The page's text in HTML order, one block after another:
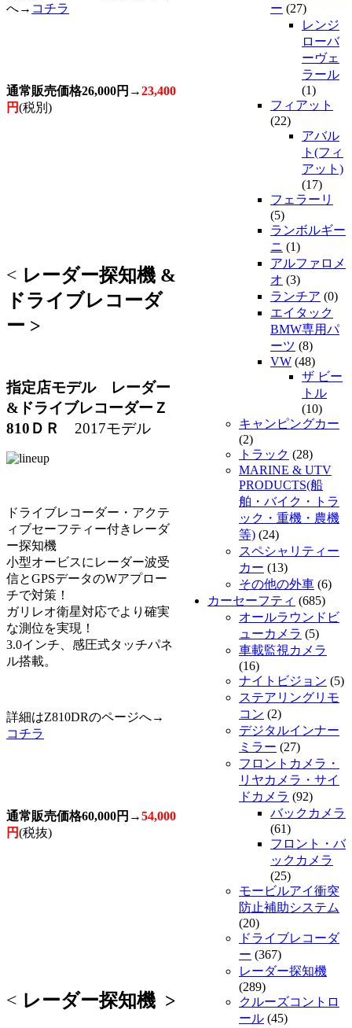
へ→ コチラ
通常販売価格26,000円→23,400
円(税別)
< レーダー探知機 &
ドライブレコーダ
ー >
指定店モデル レーダー
& ドライブレコーダー Ｚ
810ＤＲ 2017モデル
ドライブレコーダー・アクテ
ィブセーフティー付きレーダ
ー探知機
小型オービスにレーダー波受
信とGPSデータのWアプロー
チで対策！
ガリレオ衛星対応でより確実
な測位を実現！
3.0インチ、感圧式タッチパネ
ル搭載。
詳細はZ810DRのページへ→
コチラ
通常販売価格60,000円→54,000
円(税抜)
< レーダー探知機 >
ー (27)
レンジ
ローバ
ーヴェ
ラール
(1)
フィアット
(22)
アバル
ト(フィ
アット)
(17)
フェラーリ
(5)
ランボルギー
ニ (1)
アルファロメ
オ (3)
ランチア (0)
エイタック
BMW専用パ
ーツ (8)
VW (48)
ザ ビー
トル
(10)
キャンピングカー
(2)
トラック (28)
MARINE & UTV
PRODUCTS(船
舶・バイク・トラ
ック・重機・農機
等) (24)
スペシャリティー
カー (13)
その他の外車 (6)
カーセーフティ (685)
オールラウンドビ
ューカメラ (5)
車載監視カメラ
(16)
ナイトビジョン (5)
ステアリングリモ
コン (2)
デジタルインナー
ミラー (27)
フロントカメラ・
リヤカメラ・サイ
ドカメラ (92)
バックカメラ
(61)
フロント・バ
ックカメラ
(25)
モービルアイ衝突
防止補助システム
(20)
ドライブレコーダ
ー (367)
レーダー探知機
(289)
クルーズコントロ
ール (45)